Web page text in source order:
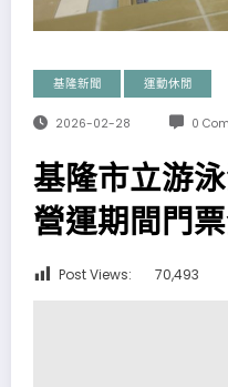
基隆新聞 運動休閒
2026-02-28 0
基隆市立游
營運期間門
Post Views: 70,493